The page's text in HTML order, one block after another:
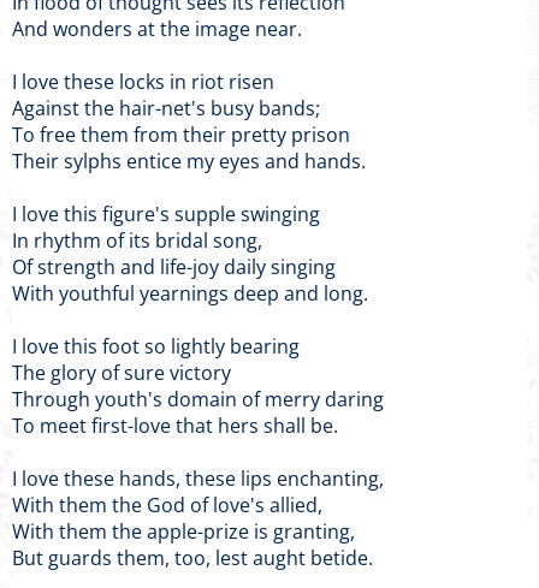
And wonders at the image near.
I love these locks in riot risen
Against the hair-net's busy bands;
To free them from their pretty prison
Their sylphs entice my eyes and hands.
I love this figure's supple swinging
In rhythm of its bridal song,
Of strength and life-joy daily singing
With youthful yearnings deep and long.
I love this foot so lightly bearing
The glory of sure victory
Through youth's domain of merry daring
To meet first-love that hers shall be.
I love these hands, these lips enchanting,
With them the God of love's allied,
With them the apple-prize is granting,
But guards them, too, lest aught betide.